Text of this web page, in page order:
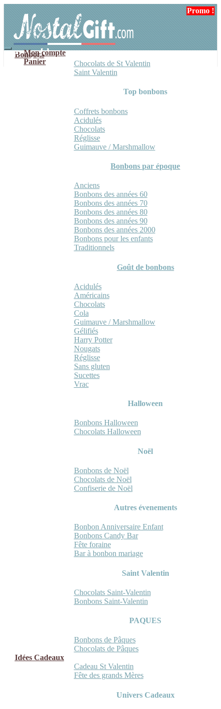
navigation
contenu
Mon compte
Panier
Bonbons
Chocolats de St Valentin
Saint Valentin
Top bonbons
Coffrets bonbons
Acidulés
Chocolats
Réglisse
Guimauve / Marshmallow
Bonbons par époque
Anciens
Bonbons des années 60
Bonbons des années 70
Bonbons des années 80
Bonbons des années 90
Bonbons des années 2000
Bonbons pour les enfants
Traditionnels
Goût de bonbons
Acidulés
Américains
Chocolats
Cola
Guimauve / Marshmallow
Gélifiés
Harry Potter
Nougats
Réglisse
Sans gluten
Sucettes
Vrac
Halloween
Bonbons Halloween
Chocolats Halloween
Noël
Bonbons de Noël
Chocolats de Noël
Confiserie de Noël
Autres évenements
Bonbon Anniversaire Enfant
Bonbons Candy Bar
Fête foraine
Bar à bonbon mariage
Saint Valentin
Chocolats Saint-Valentin
Bonbons Saint-Valentin
PAQUES
Bonbons de Pâques
Chocolats de Pâques
Idées Cadeaux
Cadeau St Valentin
Fête des grands Mères
Univers Cadeaux
Promo !
Promo !